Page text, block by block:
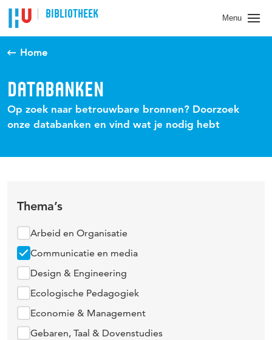
BIBLIOTHEEK Menu
Home
DATABANKEN
Op zoek naar betrouwbare bronnen? Doorzoek
onze databanken en vind wat je nodig hebt
Thema’s
Arbeid en Organisatie
Communicatie en media
Design & Engineering
Ecologische Pedagogiek
Economie & Management
Gebaren, Taal & Dovenstudies